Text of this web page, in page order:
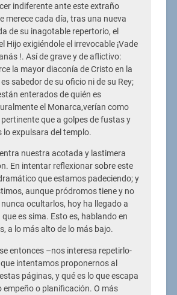
indiferente ante este extraño
merece cada día, tras una nueva
de su inagotable repertorio, el
Hijo exigiéndole el irrevocable ¡Vade
!. Así de grave y de aflictivo:
la mayor diaconía de Cristo en la
sabedor de su oficio ni de su Rey;
enterados de quién es
el Monarca,verían como
que a golpes de fustas y
lo expulsara del templo.
nuestra acotada y lastimera
En intentar reflexionar sobre este
que estamos padeciendo; y
aunque pródromos tiene y no
ocultarlos, hoy ha llegado a
es sima. Esto es, hablando en
a lo más alto de lo más bajo.
entonces –nos interesa repetirlo-
intentamos proponernos al
páginas, y qué es lo que escapa
empeño o planificación. O más